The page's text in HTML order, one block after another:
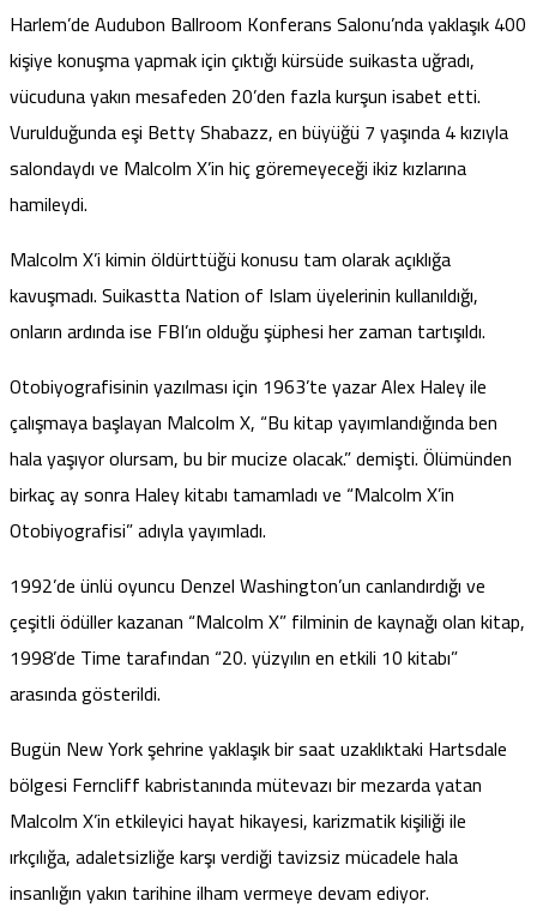
Harlem’de Audubon Ballroom Konferans Salonu’nda yaklaşık 400
kişiye konuşma yapmak için çıktığı kürsüde suikasta uğradı,
vücuduna yakın mesafeden 20’den fazla kurşun isabet etti.
Vurulduğunda eşi Betty Shabazz, en büyüğü 7 yaşında 4 kızıyla
salondaydı ve Malcolm X’in hiç göremeyeceği ikiz kızlarına
hamileydi.
Malcolm X’i kimin öldürttüğü konusu tam olarak açıklığa
kavuşmadı. Suikastta Nation of Islam üyelerinin kullanıldığı,
onların ardında ise FBI’ın olduğu şüphesi her zaman tartışıldı.
Otobiyografisinin yazılması için 1963’te yazar Alex Haley ile
çalışmaya başlayan Malcolm X, “Bu kitap yayımlandığında ben
hala yaşıyor olursam, bu bir mucize olacak.” demişti. Ölümünden
birkaç ay sonra Haley kitabı tamamladı ve “Malcolm X’in
Otobiyografisi” adıyla yayımladı.
1992’de ünlü oyuncu Denzel Washington’un canlandırdığı ve
çeşitli ödüller kazanan “Malcolm X” filminin de kaynağı olan kitap,
1998’de Time tarafından “20. yüzyılın en etkili 10 kitabı”
arasında gösterildi.
Bugün New York şehrine yaklaşık bir saat uzaklıktaki Hartsdale
bölgesi Ferncliff kabristanında mütevazı bir mezarda yatan
Malcolm X’in etkileyici hayat hikayesi, karizmatik kişiliği ile
ırkçılığa, adaletsizliğe karşı verdiği tavizsiz mücadele hala
insanlığın yakın tarihine ilham vermeye devam ediyor.